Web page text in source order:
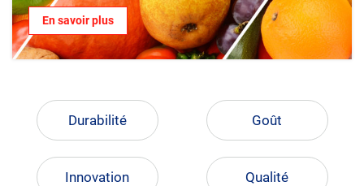
En savoir plus
Durabilité Goût
Innovation Qualité